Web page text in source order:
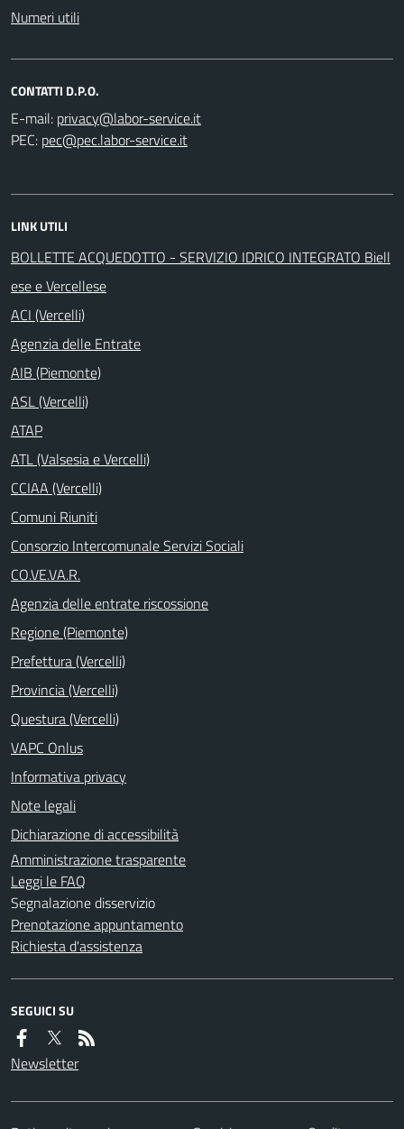
Numeri utili
CONTATTI D.P.O.
E-mail:
PEC:
LINK UTILI
BOLLETTE ACQUEDOTTO - SERVIZIO IDRICO INTEGRATO Biell
ese e Vercellese
ACI (Vercelli)
Agenzia delle Entrate
AIB (Piemonte)
ASL (Vercelli)
ATAP
ATL (Valsesia e Vercelli)
CCIAA (Vercelli)
Comuni Riuniti
Consorzio Intercomunale Servizi Sociali
CO.VE.VA.R.
Agenzia delle entrate riscossione
Regione (Piemonte)
Prefettura (Vercelli)
Provincia (Vercelli)
Questura (Vercelli)
VAPC Onlus
Informativa privacy
Note legali
Dichiarazione di accessibilità
Amministrazione trasparente
Leggi le FAQ
Segnalazione disservizio
Prenotazione appuntamento
Richiesta d'assistenza
SEGUICI SU
Newsletter